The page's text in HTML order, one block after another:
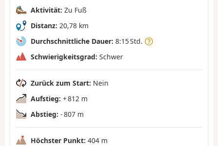
Aktivität: Zu Fuß
Distanz: 20,78 km
Durchschnittliche Dauer: 8:15 Std.
Schwierigkeitsgrad: Schwer
Zurück zum Start: Nein
Aufstieg: + 812 m
Abstieg: - 807 m
Höchster Punkt: 404 m